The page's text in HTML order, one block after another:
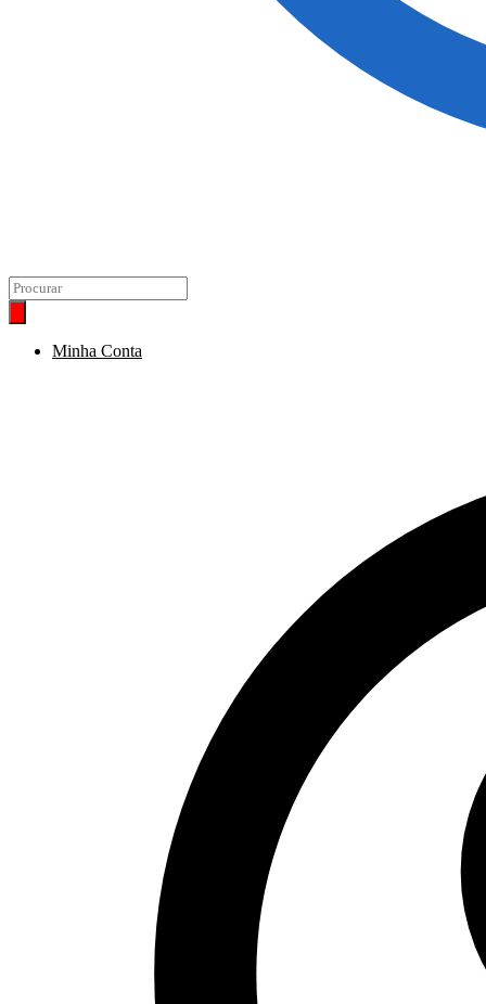
Pesquisar
produtos
Minha Conta